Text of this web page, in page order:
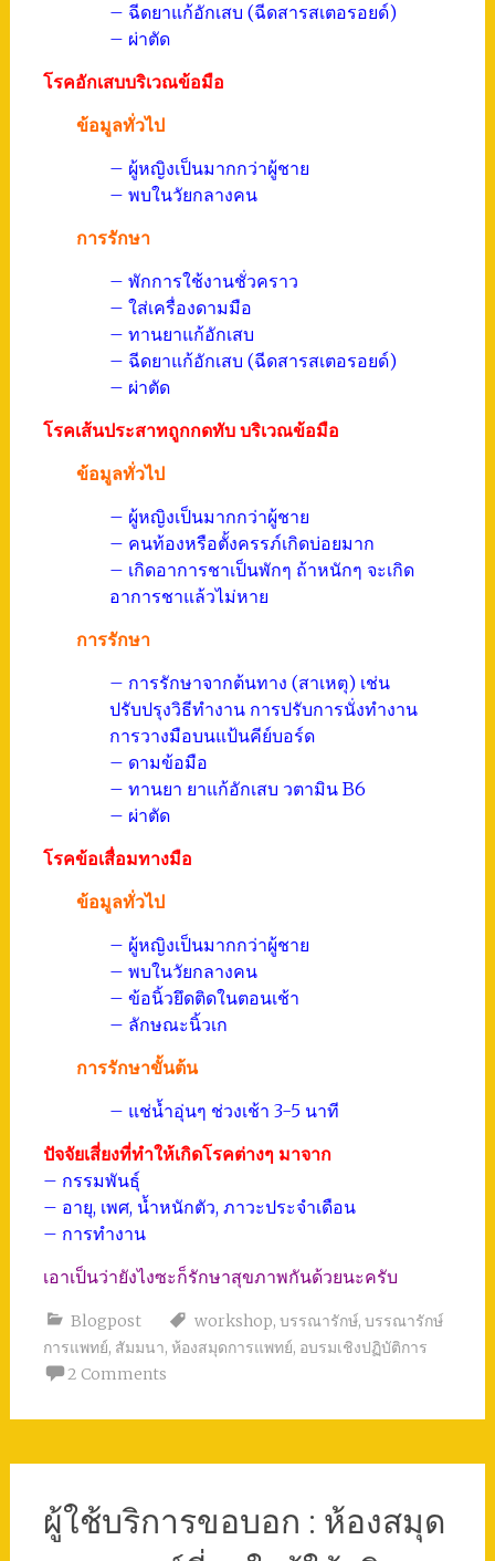
– ฉีดยาแก้อักเสบ (ฉีดสารสเตอรอยด์)
– ผ่าตัด
โรคอักเสบบริเวณข้อมือ
ข้อมูลทั่วไป
– ผู้หญิงเป็นมากกว่าผู้ชาย
– พบในวัยกลางคน
การรักษา
– พักการใช้งานชั่วคราว
– ใส่เครื่องดามมือ
– ทานยาแก้อักเสบ
– ฉีดยาแก้อักเสบ (ฉีดสารสเตอรอยด์)
– ผ่าตัด
โรคเส้นประสาทถูกกดทับ บริเวณข้อมือ
ข้อมูลทั่วไป
– ผู้หญิงเป็นมากกว่าผู้ชาย
– คนท้องหรือตั้งครรภ์เกิดบ่อยมาก
– เกิดอาการชาเป็นพักๆ ถ้าหนักๆ จะเกิด
อาการชาแล้วไม่หาย
การรักษา
– การรักษาจากต้นทาง (สาเหตุ) เช่น
ปรับปรุงวิธีทำงาน การปรับการนั่งทำงาน
การวางมือบนแป้นคีย์บอร์ด
– ดามข้อมือ
– ทานยา ยาแก้อักเสบ วตามิน B6
– ผ่าตัด
โรคข้อเสื่อมทางมือ
ข้อมูลทั่วไป
– ผู้หญิงเป็นมากกว่าผู้ชาย
– พบในวัยกลางคน
– ข้อนิ้วยึดติดในตอนเช้า
– ลักษณะนิ้วเก
การรักษาขั้นต้น
– แช่น้ำอุ่นๆ ช่วงเช้า 3-5 นาที
ปัจจัยเสี่ยงที่ทำให้เกิดโรคต่างๆ มาจาก
– กรรมพันธุ์
– อายุ, เพศ, น้ำหนักตัว, ภาวะประจำเดือน
– การทำงาน
เอาเป็นว่ายังไงซะก็รักษาสุขภาพกันด้วยนะครับ
Blogpost workshop, บรรณารักษ์, บรรณารักษ์
การแพทย์, สัมมนา, ห้องสมุดการแพทย์, อบรมเชิงปฏิบัติการ
2 Comments
ผู้ใช้บริการขอบอก : ห้องสมุด